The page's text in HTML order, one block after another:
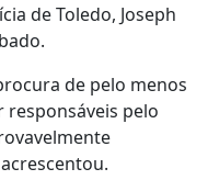
de Toledo, Joseph
de pelo menos
responsáveis pelo